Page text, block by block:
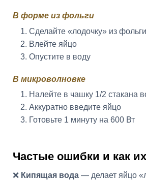
В форме из фольги
Сделайте «лодочку» из фольги
Влейте яйцо
Опустите в воду
В микроволновке
Налейте в чашку 1/2 стакана
Аккуратно введите яйцо
Готовьте 1 минуту на 600 Вт
Частые ошибки и как
❌ Кипящая вода — делает яйцо